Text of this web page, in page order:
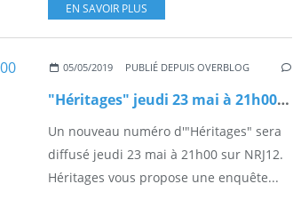
EN SAVOIR PLUS
05/05/2019 PUBLIÉ DEPUIS OVERBLOG
"Héritages" jeudi 23 mai à 21h00 sur NRJ12
Un nouveau numéro d'"Héritages" sera
diffusé jeudi 23 mai à 21h00 sur NRJ12.
Héritages vous propose une enquête...